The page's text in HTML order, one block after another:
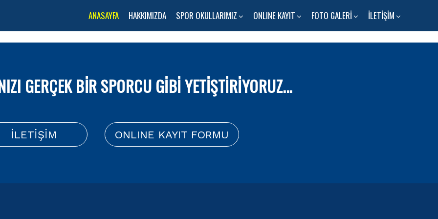
ANASAYFA HAKKIMIZDA SPOR OKULLARIMIZ ONLINE KAYIT FOTO GALERİ İLETİŞİM
GERÇEK BİR SPORCU GİBİ YETİŞTİRİYORUZ...
İLETİŞİM ONLINE KAYIT FORMU